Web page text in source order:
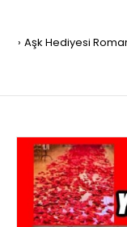
Aşk Hediyesi